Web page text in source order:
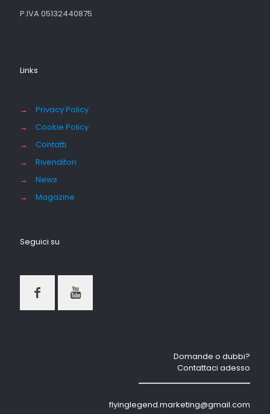
P.IVA 05132440875
Links
→
Privacy Policy
→
Cookie Policy
→
Contatti
→
Rivenditori
→
News
→
Magazine
Seguici su
Domande o dubbi?
Contattaci adesso
flyinglegend.marketing@gmail.com